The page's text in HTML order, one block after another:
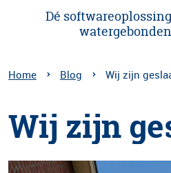
Dé
Home Blog Wij zijn
Wij zijn